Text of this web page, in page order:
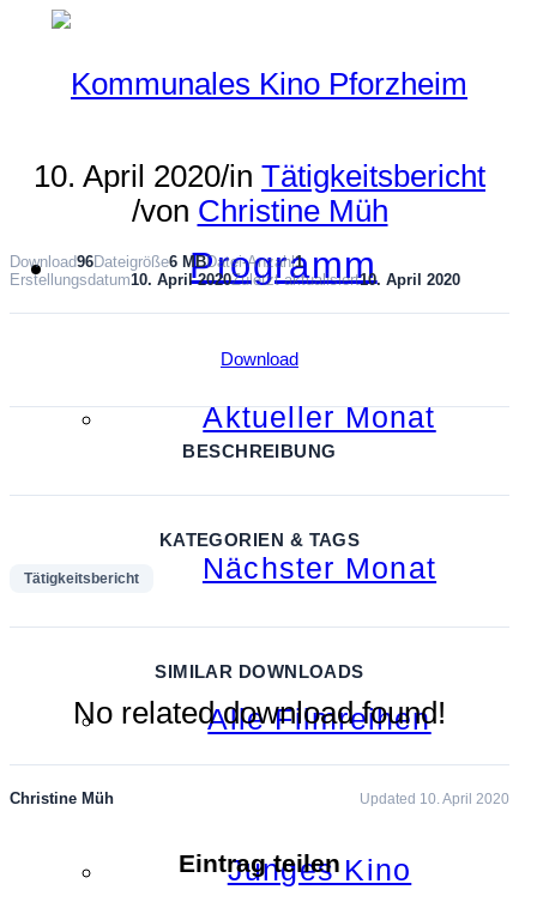
Programm
Aktueller Monat
Nächster Monat
Alle Filmreihen
Junges Kino
10. April 2020/in Tätigkeitsbericht
/von Christine Müh
Download96Dateigröße6 MBDatei-Anzahl1
Erstellungsdatum10. April 2020Zuletzt aktualisiert10. April 2020
Download
BESCHREIBUNG
KATEGORIEN & TAGS
Tätigkeitsbericht
SIMILAR DOWNLOADS
No related download found!
Christine Müh Updated 10. April 2020
Eintrag teilen